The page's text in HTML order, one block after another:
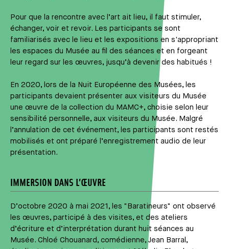
Pour que la rencontre avec l’art ait lieu, il faut stimuler,
échanger, voir et revoir. Les participants se sont
familiarisés avec le lieu et les expositions en s'appropriant
les espaces du Musée au fil des séances et en forgeant
leur regard sur les œuvres, jusqu’à devenir des habitués !
En 2020, lors de la Nuit Européenne des Musées, les
participants devaient présenter aux visiteurs du Musée
une œuvre de la collection du MAMC+, choisie selon leur
sensibilité personnelle, aux visiteurs du Musée. Malgré
l’annulation de cet événement, les participants sont restés
mobilisés et ont préparé l’enregistrement audio de leur
présentation.
IMMERSION DANS L’ŒUVRE
D’octobre 2020 à mai 2021, les "Baratineurs" ont observé
les œuvres, participé à des visites, et des ateliers
d’écriture et d’interprétation durant huit séances au
Musée. Chloé Chouanard, comédienne, Jean Barral,